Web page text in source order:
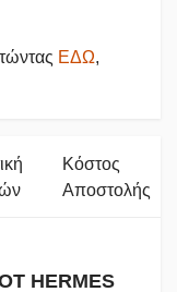
ΕΔΩ,
Κόστος
Αποστολής
HERMES